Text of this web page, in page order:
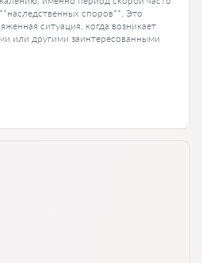
споров**. Это
ситуация, когда возникает
или другими заинтересованными